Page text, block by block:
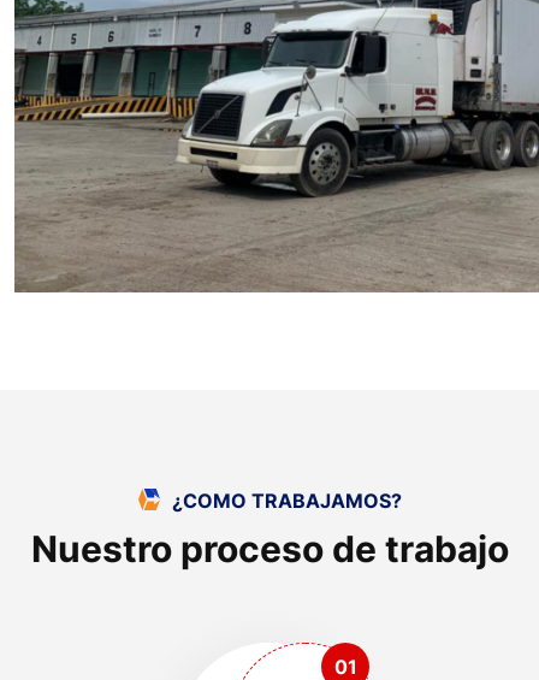
¿COMO TRABAJAMOS?
Nuestro proceso de trabajo
01